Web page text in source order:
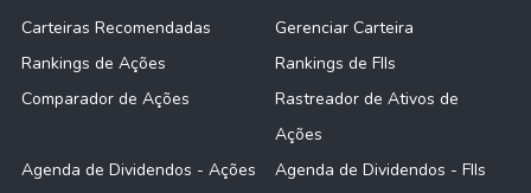
Carteiras Recomendadas
Gerenciar Carteira
Rankings de Ações
Rankings de FIIs
Comparador de Ações
Rastreador de Ativos de
Ações
Agenda de Dividendos - Ações
Agenda de Dividendos - FIIs